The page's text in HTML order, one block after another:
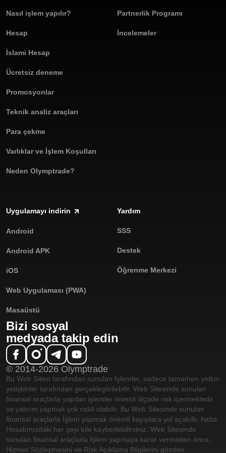
Olymptrade masaüstü uygulamasını hemen indirin ve işlem
sayesinde diğer çevrimiçi Forex aracı kurumları arasında öne
çıkıyor. Masaüstü işlem uygulamamızı hemen indirin ve kendiniz
görün!
Nasıl işlem yapılır?
Hesap
İslami Hesap
Ücretsiz deneme
Promosyonlar
Teknik analiz araçları
Para çekme
Varlıklar ve İşlem Koşulları
Neden Olymptrade?
Partnerlik Programı
İncelemeler
Uygulamayı indirin
Android
Android APK
iOS
Web Uygulaması (PWA)
Masaüstü
Yardım
SSS
Destek
Öğrenme Merkezi
Bizi sosyal
medyada takip edin
© 2014-2026 Olymptrade
Bu Web Sitesi tarafından sunulan İşlemler, sadece tamamen yetkin
yetişkinler tarafından gerçekleştirilebilir. Web Sitesinde sunulan
finansal araçlarla yapılan işlemler önemli ölçüde risk içermektedir
ve yatırım yapmak çok riskli olabilir. Bu Web Sitesinde sunulan
finansal araçlarla İşlem yapmak önemli kayıplara yol açabilir, hatta
Hesabınızdaki her şeyi bile kaybedebilirsiniz. Web Sitesinde
sunulan finansal araçlarla İşlem yapmaya karar vermeden önce,
Hizmet Sözleşmesini ve Risk Açıklama Bilgilerini gözden